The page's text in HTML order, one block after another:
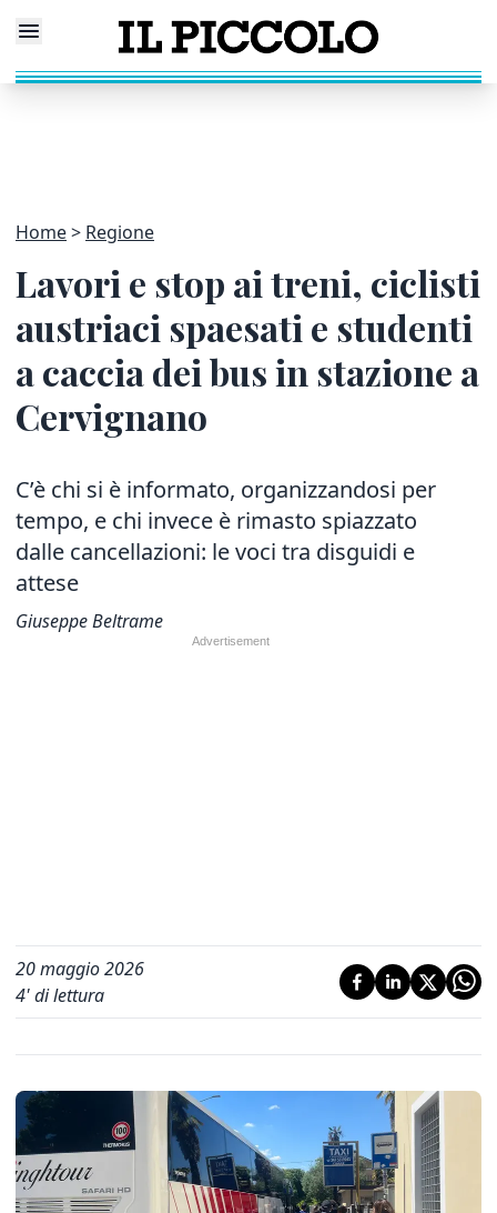
Home Regione
Lavori e stop ai treni, ciclisti
austriaci spaesati e studenti
a caccia dei bus in stazione a
Cervignano
C’è chi si è informato, organizzandosi per
tempo, e chi invece è rimasto spiazzato
dalle cancellazioni: le voci tra disguidi e
attese
Giuseppe Beltrame
20 maggio 2026
4' di lettura